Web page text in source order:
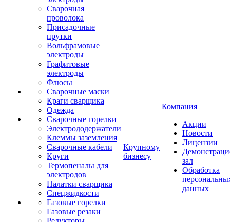
Сварочная
проволока
Присадочные
прутки
Вольфрамовые
электроды
Графитовые
электроды
Флюсы
Сварочные маски
Краги сварщика
Одежда
Сварочные горелки
Электрододержатели
Клеммы заземления
Сварочные кабели
Круги
Термопеналы для
электродов
Палатки сварщика
Спецжидкости
Газовые горелки
Газовые резаки
Крупному
бизнесу
Компания
Акции
Новости
Лицензии
зал
Обработка
данных